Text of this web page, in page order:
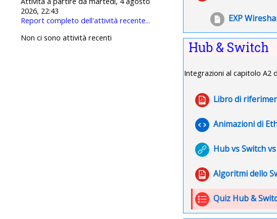
EXP
Hub & Switch
Integrazioni al capitolo A2
Libro di
Animazioni di
Hub vs Switch
Algoritmi dello
Quiz Hub &
2026, 22:43
Report completo dell'attività recente...
Non ci sono attività recenti